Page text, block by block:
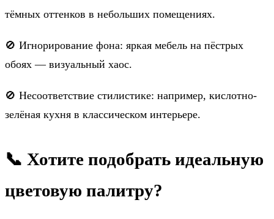
тёмных оттенков в небольших помещениях.
🚫 Игнорирование фона: яркая мебель на пёстрых
обоях — визуальный хаос.
🚫 Несоответствие стилистике: например, кислотно-
зелёная кухня в классическом интерьере.
📞 Хотите подобрать идеальную
цветовую палитру?